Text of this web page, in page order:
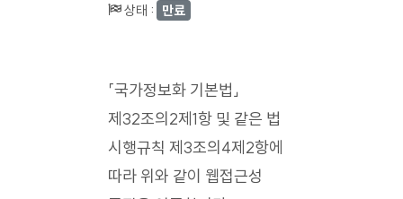
상태 : 만료
「국가정보화 기본법」
제32조의2제1항 및 같은 법
시행규칙 제3조의4제2항에
따라 위와 같이 웹접근성